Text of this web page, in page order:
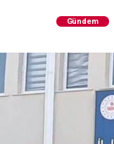
Gündem